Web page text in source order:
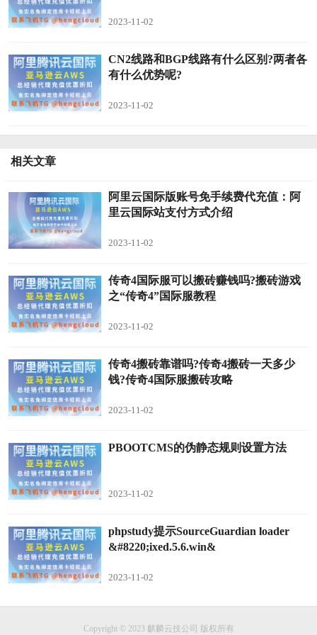
2023-11-02
CN2线路和BGP线路有什么区别?两者各
有什么优势呢?
2023-11-02
相关文章
阿里云国际版账号免手续费代充值：阿
里云国际站支付方式介绍
2023-11-02
传奇4国际服可以搬砖赚钱吗?搬砖游戏
之“传奇4”国际服教程
2023-11-02
传奇4搬砖靠谱吗?传奇4搬砖一天多少
钱?传奇4国际服搬砖攻略
2023-11-02
PBOOTCMS的伪静态规则设置方法
2023-11-02
phpstudy提示SourceGuardian loader
&#8220;ixed.5.6.win&
2023-11-02
Copyright © 2023 麒麟云技公司 版权所有